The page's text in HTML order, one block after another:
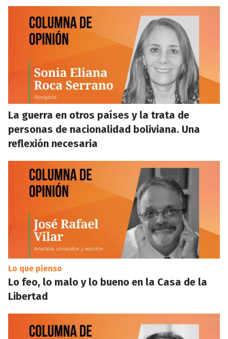
La guerra en otros países y la trata de
personas de nacionalidad boliviana. Una
reflexión necesaria
Lo que pienso
Lo feo, lo malo y lo bueno en la Casa de la
Libertad